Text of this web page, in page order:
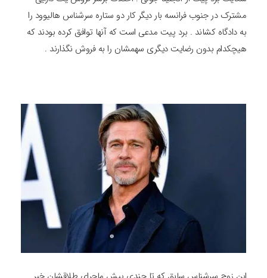
مشترک در جنوب فرانسه بار دیگر کار دو ستاره سرشناس هالیوود را
به دادگاه کشاند . برد پیت مدعی است که آنها توافق کرده بودند که
هیچکدام بدون رضایت دیگری سهمشان را به فروش نگذارند .